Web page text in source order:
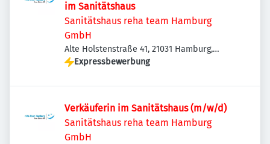
im Sanitätshaus
Sanitätshaus reha team Hamburg
GmbH
Alte Holstenstraße 41, 21031 Hamburg,
Deutschland
Expressbewerbung
Verkäuferin im Sanitätshaus (m/w/d)
Sanitätshaus reha team Hamburg
GmbH